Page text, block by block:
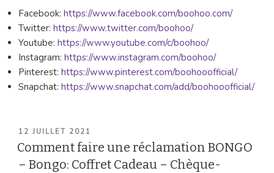
Facebook: https://www.facebook.com/boohoo.com/
Twitter: https://www.twitter.com/boohoo/
Youtube: https://www.youtube.com/c/boohoo/
Instagram: https://www.instagram.com/boohoo/
Pinterest: https://www.pinterest.com/boohooofficial/
Snapchat: https://www.snapchat.com/add/boohooofficial/
PUBLIÉ
LE
12 JUILLET 2021
Comment faire une réclamation BONGO
– Bongo: Coffret Cadeau – Chèque-